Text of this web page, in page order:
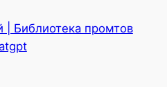
| Библиотека промтов